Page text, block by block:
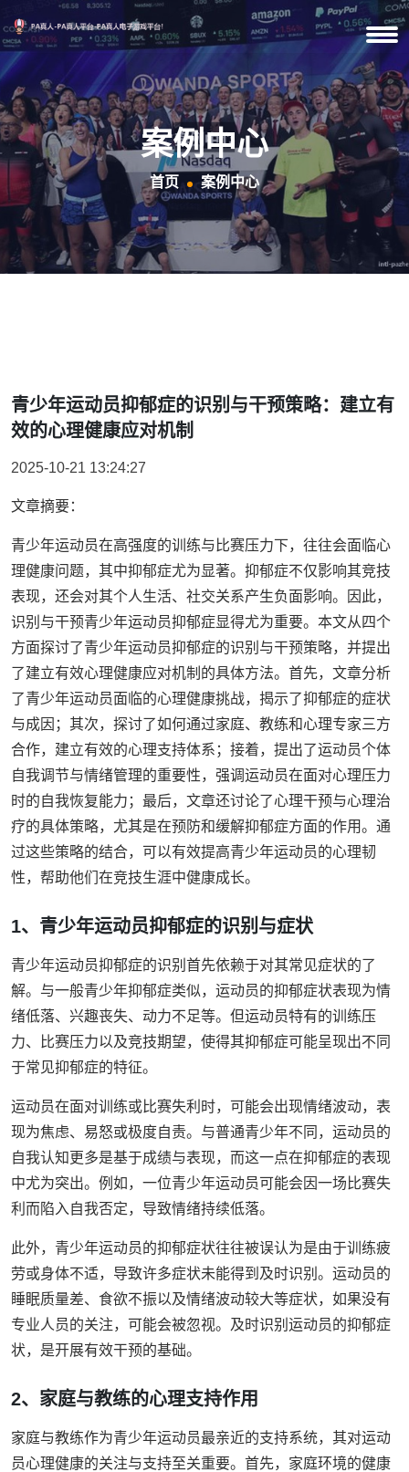
案例中心
首页 案例中心
青少年运动员抑郁症的识别与干预策略：建立有
效的心理健康应对机制
2025-10-21 13:24:27
文章摘要：
青少年运动员在高强度的训练与比赛压力下，往往会面临心
理健康问题，其中抑郁症尤为显著。抑郁症不仅影响其竞技
表现，还会对其个人生活、社交关系产生负面影响。因此，
识别与干预青少年运动员抑郁症显得尤为重要。本文从四个
方面探讨了青少年运动员抑郁症的识别与干预策略，并提出
了建立有效心理健康应对机制的具体方法。首先，文章分析
了青少年运动员面临的心理健康挑战，揭示了抑郁症的症状
与成因；其次，探讨了如何通过家庭、教练和心理专家三方
合作，建立有效的心理支持体系；接着，提出了运动员个体
自我调节与情绪管理的重要性，强调运动员在面对心理压力
时的自我恢复能力；最后，文章还讨论了心理干预与心理治
疗的具体策略，尤其是在预防和缓解抑郁症方面的作用。通
过这些策略的结合，可以有效提高青少年运动员的心理韧
性，帮助他们在竞技生涯中健康成长。
1、青少年运动员抑郁症的识别与症状
青少年运动员抑郁症的识别首先依赖于对其常见症状的了
解。与一般青少年抑郁症类似，运动员的抑郁症状表现为情
绪低落、兴趣丧失、动力不足等。但运动员特有的训练压
力、比赛压力以及竞技期望，使得其抑郁症可能呈现出不同
于常见抑郁症的特征。
运动员在面对训练或比赛失利时，可能会出现情绪波动，表
现为焦虑、易怒或极度自责。与普通青少年不同，运动员的
自我认知更多是基于成绩与表现，而这一点在抑郁症的表现
中尤为突出。例如，一位青少年运动员可能会因一场比赛失
利而陷入自我否定，导致情绪持续低落。
此外，青少年运动员的抑郁症状往往被误认为是由于训练疲
劳或身体不适，导致许多症状未能得到及时识别。运动员的
睡眠质量差、食欲不振以及情绪波动较大等症状，如果没有
专业人员的关注，可能会被忽视。及时识别运动员的抑郁症
状，是开展有效干预的基础。
2、家庭与教练的心理支持作用
家庭与教练作为青少年运动员最亲近的支持系统，其对运动
员心理健康的关注与支持至关重要。首先，家庭环境的健康